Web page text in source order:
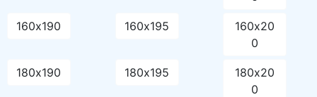
160х190 160х195
160х20
0
180х190 180х195
180х20
0